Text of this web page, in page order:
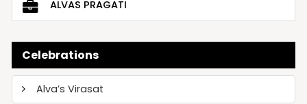
ALVAS PRAGATI
Celebrations
Alva’s Virasat